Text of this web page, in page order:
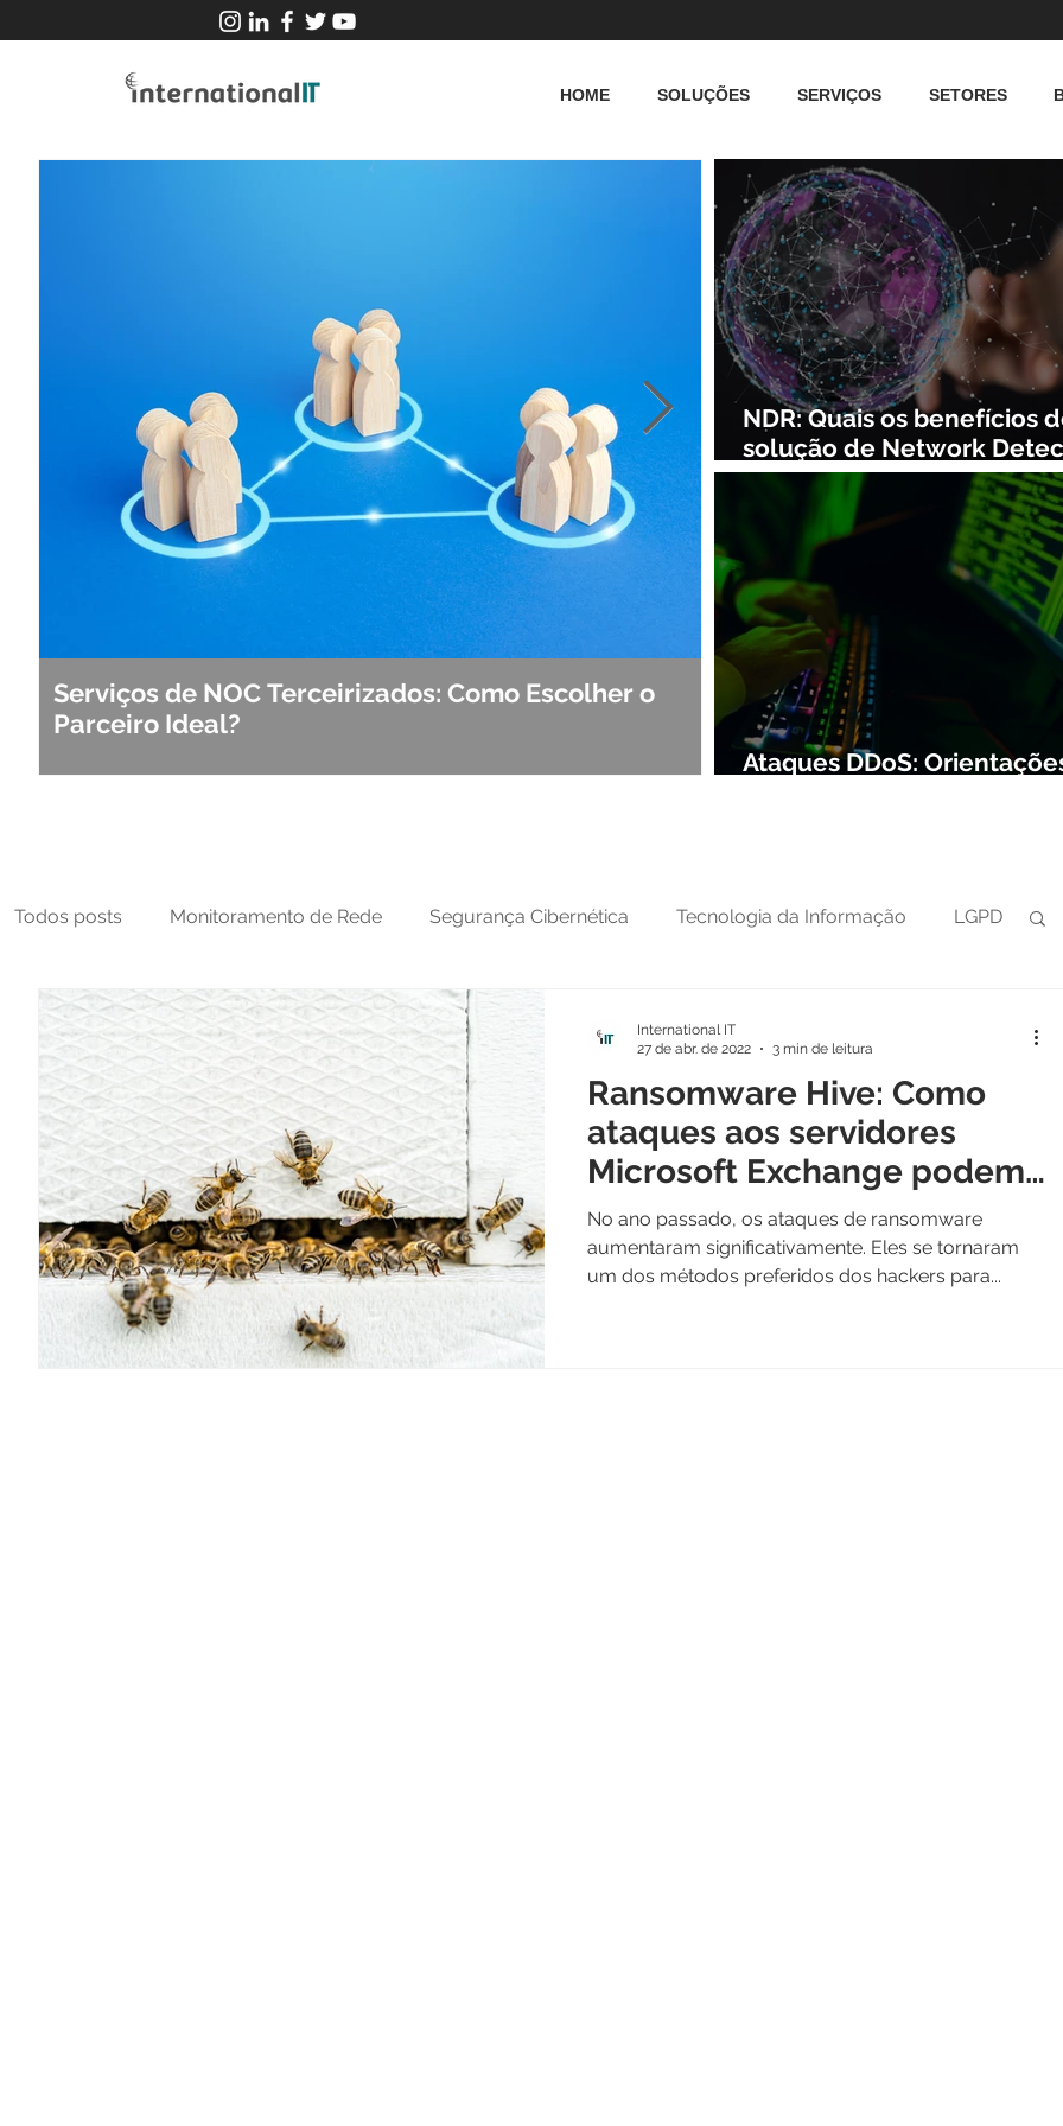
HOME SOLUÇÕES SERVIÇOS SETORES
NDR: Quais os benefícios
solução de Network
and Response?
Ataques DDoS:
Serviços de NOC Terceirizados: Como Escolher o
Parceiro Ideal?
Observabilidade e NOC:
Segurança de Redes
Todos posts Monitoramento de Rede Segurança Cibernética Tecnologia da Informação LGPD
MFT NOC Tecnologia Operacional
Ransomware Hive: Como
ataques aos servidores
Microsoft Exchange podem
afetar seu negócio?
No ano passado, os ataques de ransomware
aumentaram significativamente. Eles se tornaram
um dos métodos preferidos dos hackers para...
International IT
27 de abr. de 2022
3 min de leitura